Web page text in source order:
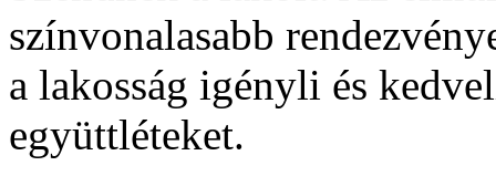
színvonalasabb
a lakosság igényli és
együttléteket.